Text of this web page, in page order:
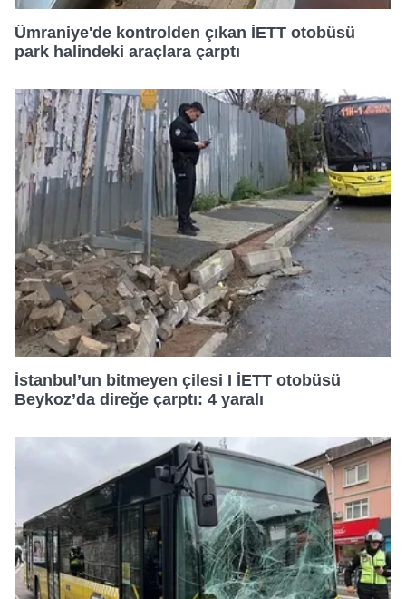
Ümraniye'de kontrolden çıkan İETT otobüsü
park halindeki araçlara çarptı
İstanbul’un bitmeyen çilesi I İETT otobüsü
Beykoz’da direğe çarptı: 4 yaralı